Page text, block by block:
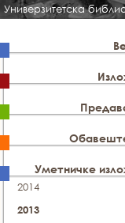
Универзитетска
Уметничке
2014
2013